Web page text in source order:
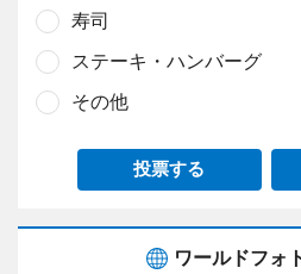
寿司
ステーキ・ハンバーグ
その他
投票する
ワールドフォ